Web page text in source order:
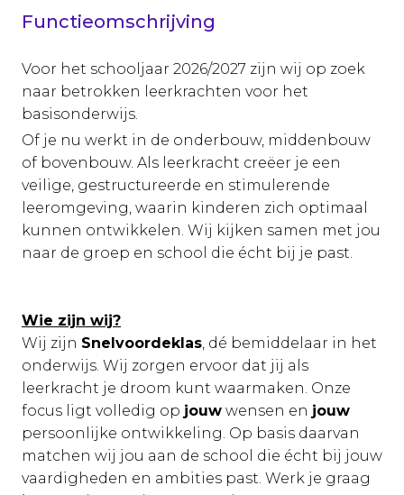
Functieomschrijving
Voor het schooljaar 2026/2027 zijn wij op zoek
naar betrokken leerkrachten voor het
basisonderwijs.
Of je nu werkt in de onderbouw, middenbouw
of bovenbouw. Als leerkracht creëer je een
veilige, gestructureerde en stimulerende
leeromgeving, waarin kinderen zich optimaal
kunnen ontwikkelen. Wij kijken samen met jou
naar de groep en school die écht bij je past.
Wie zijn wij?
Wij zijn Snelvoordeklas, dé bemiddelaar in het
onderwijs. Wij zorgen ervoor dat jij als
leerkracht je droom kunt waarmaken. Onze
focus ligt volledig op jouw wensen en jouw
persoonlijke ontwikkeling. Op basis daarvan
matchen wij jou aan de school die écht bij jouw
vaardigheden en ambities past. Werk je graag